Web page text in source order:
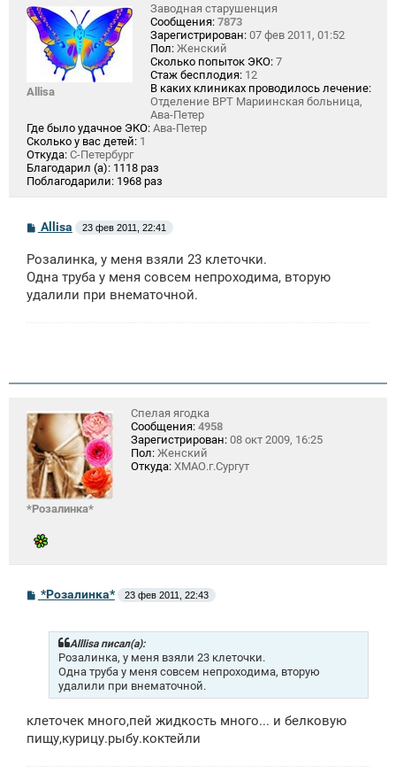
Allisa
Заводная старушенция
Сообщения: 7873
Зарегистрирован: 07 фев 2011, 01:52
Пол: Женский
Сколько попыток ЭКО: 7
Стаж бесплодия: 12
В каких клиниках проводилось лечение:
Отделение ВРТ Мариинская больница,
Ава-Петер
Где было удачное ЭКО: Ава-Петер
Сколько у вас детей: 1
Откуда: С-Петербург
Благодарил (а): 1118 раз
Поблагодарили: 1968 раз
С
о
б
щ
е
н
Allisa 23 фев 2011, 22:41
Розалинка, у меня взяли 23 клеточки.
Одна труба у меня совсем непроходима, вторую
удалили при внематочной.
*Розалинка*
Спелая ягодка
Сообщения: 4958
Зарегистрирован: 08 окт 2009, 16:25
Пол: Женский
Откуда: ХМАО.г.Сургут
С*Розалинка* 23 фев 2011, 22:43
Alllisa писал(а):
Розалинка, у меня взяли 23 клеточки.
Одна труба у меня совсем непроходима, вторую
удалили при внематочной.
клеточек много,пей жидкость много... и белковую
пищу,курицу.рыбу.коктейли